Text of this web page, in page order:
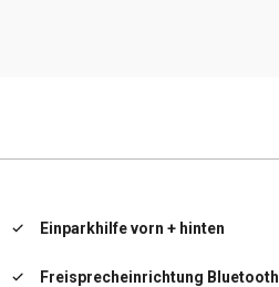
Einparkhilfe vorn + hinten
Freisprecheinrichtung Bluetooth